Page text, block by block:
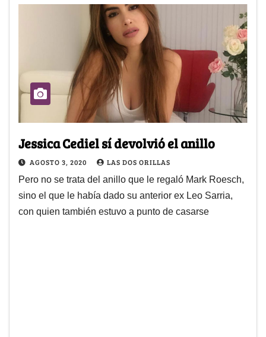
Jessica Cediel sí devolvió el anillo
AGOSTO 3, 2020 LAS DOS ORILLAS
Pero no se trata del anillo que le regaló Mark Roesch,
sino el que le había dado su anterior ex Leo Sarria,
con quien también estuvo a punto de casarse